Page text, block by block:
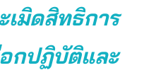
เมิดสิทธิการ
กปฏิบัติและ